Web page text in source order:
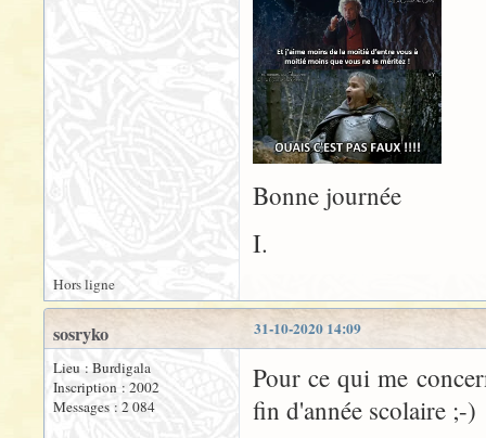
Bonne journée
I.
Hors ligne
31-10-2020 14:09
sosryko
Lieu : Burdigala
Inscription : 2002
Messages : 2 084
Pour ce qui me
fin d'année scolaire ;-)